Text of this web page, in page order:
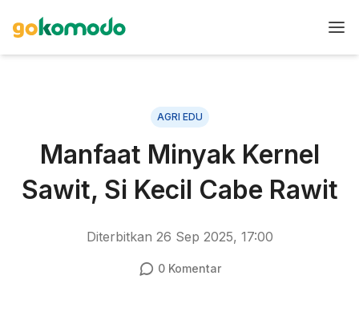
AGRI EDU
Manfaat Minyak Kernel
Sawit, Si Kecil Cabe Rawit
Diterbitkan 26 Sep 2025, 17:00
0Komentar